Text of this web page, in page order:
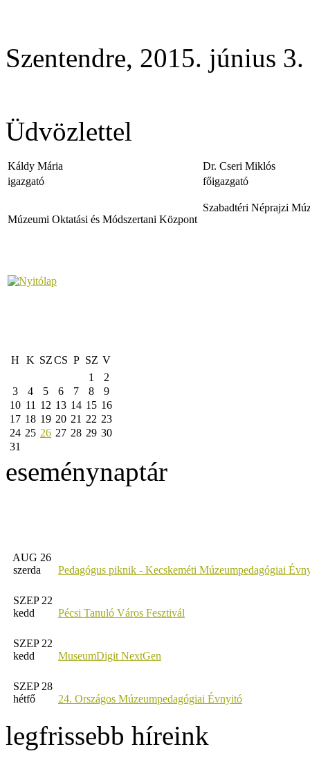
Szentendre, 2015. június 3.
Üdvözlettel
Káldy Mária
Dr. Cseri Miklós
igazgató
főigazgató
Múzeumi Oktatási és Módszertani Központ
Szabadtéri Néprajzi
H K SZCS P SZ V
1
2
3
4 5 6 7 8
9
10 11 12 13 14 15 16
17 18 19 20 21 22 23
24 25 26 27 28 29 30
31
eseménynaptár
AUG 26
szerda
Pedagógus piknik - Kecskeméti Múzeumpedagógiai
SZEP 22
kedd
Pécsi Tanuló Város Fesztivál
SZEP 22
kedd
MuseumDigit NextGen
SZEP 28
hétfő
24. Országos Múzeumpedagógiai Évnyitó
legfrissebb híreink